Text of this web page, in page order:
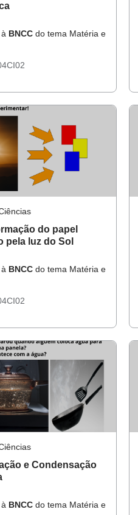
BNCC do tema Matéria e
do papel
pela luz do Sol
BNCC do tema Matéria e
e Condensação
BNCC do tema Matéria e